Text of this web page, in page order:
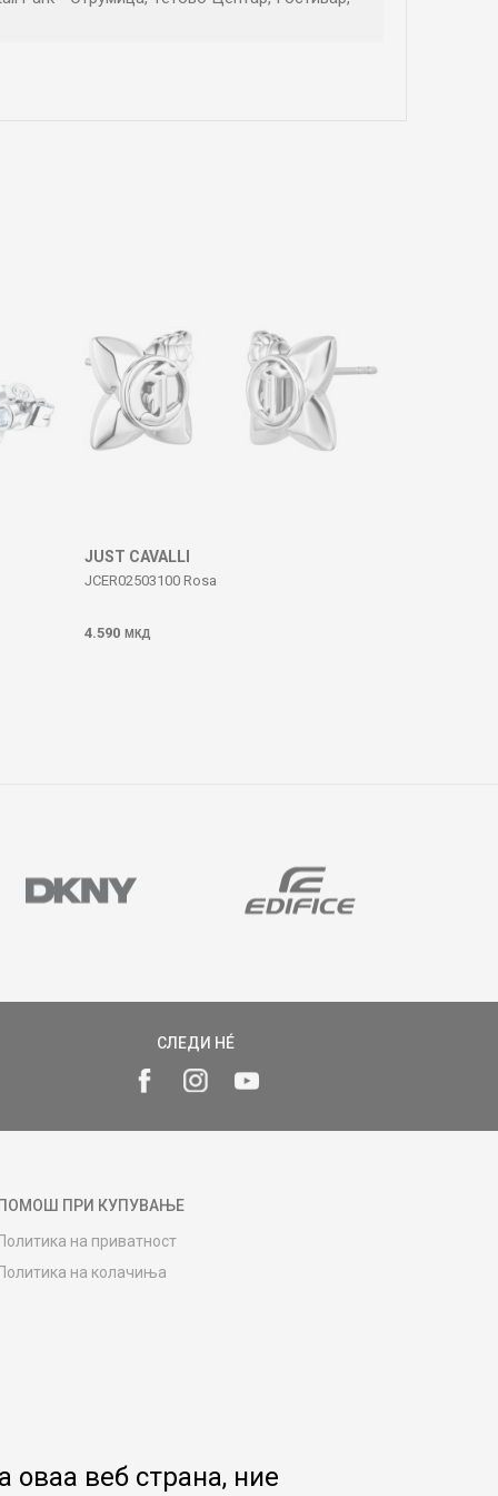
JUST CAVALLI
JCER02503100 Rosa
4.590 МКД
СЛЕДИ НÉ
ПОМОШ ПРИ КУПУВАЊЕ
Политика на приватност
Политика на колачиња
Product Finder
оваа веб страна, ние